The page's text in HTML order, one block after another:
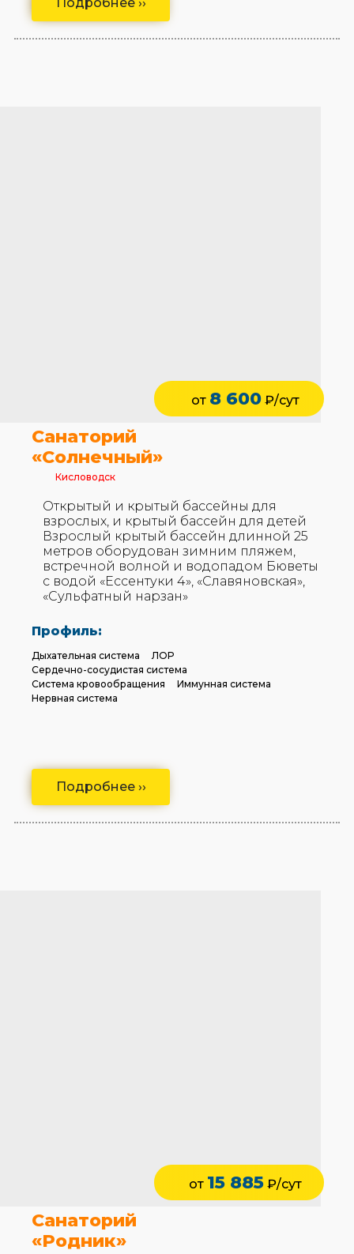
Подробнее ››
Санаторий
«Солнечный»
Кисловодск
Открытый и крытый бассейны для
взрослых, и крытый бассейн для детей
Взрослый крытый бассейн длинной 25
метров оборудован зимним пляжем,
встречной волной и водопадом Бюветы
с водой «Ессентуки 4», «Славяновская»,
«Сульфатный нарзан»
Профиль:
Дыхательная система
ЛОР
Сердечно-сосудистая система
Система кровообращения
Иммунная система
Нервная система
от 8 600₽/сут
Санаторий
«Родник»
от 15 885₽/сут